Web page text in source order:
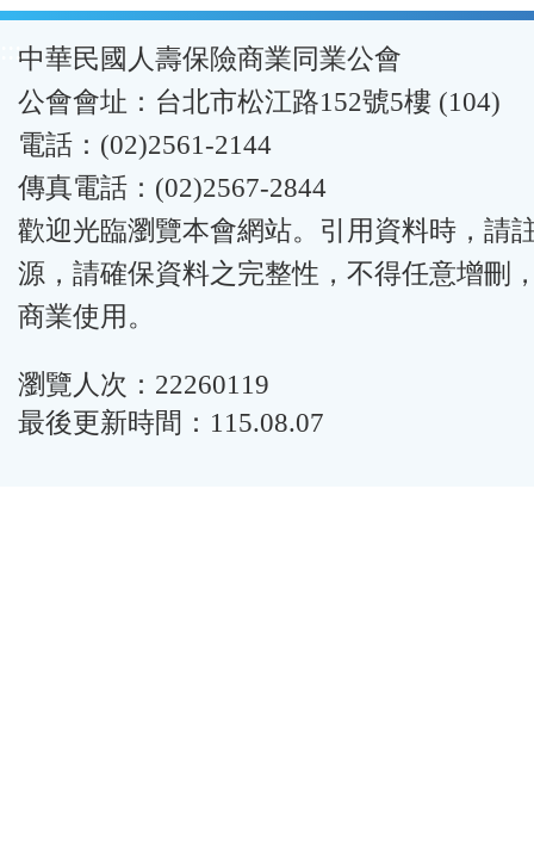
:::中華民國人壽保險商業同業公會
公會會址：台北市松江路152號5樓 (104)
電話：(02)2561-2144
傳真電話：(02)2567-2844
歡迎光臨瀏覽本會網站。引用資料時，請
源，請確保資料之完整性，不得任意增刪
商業使用。
瀏覽人次：22260119
最後更新時間：115.08.07